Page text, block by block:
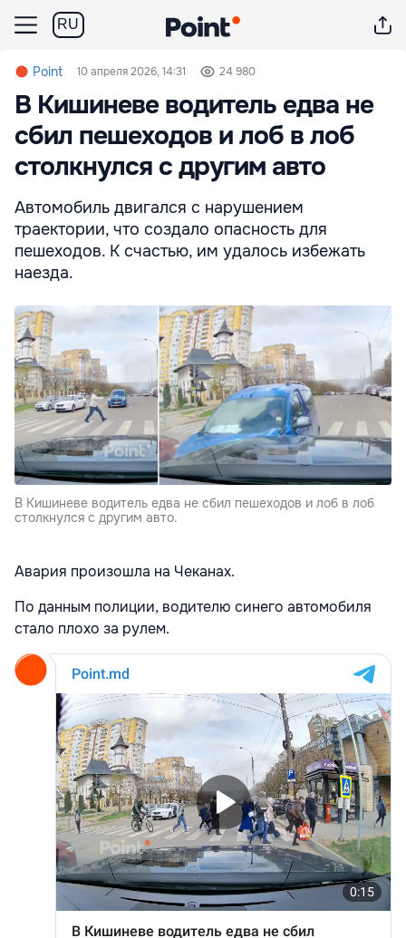
RU
Point 10 апреля 2026, 14:31 24 980
В Кишиневе водитель едва не
сбил пешеходов и лоб в лоб
столкнулся с другим авто
Автомобиль двигался с нарушением
траектории, что создало опасность для
пешеходов. К счастью, им удалось избежать
наезда.
В Кишиневе водитель едва не сбил пешеходов и лоб в лоб
столкнулся с другим авто.
Авария произошла на Чеканах.
По данным полиции, водителю синего автомобиля
стало плохо за рулем.